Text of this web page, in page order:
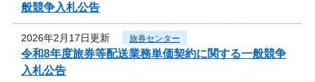
般競争入札公告
2026年2月17日更新 旅券センター
令和8年度旅券等配送業務単価契約に関する一般競争
入札公告